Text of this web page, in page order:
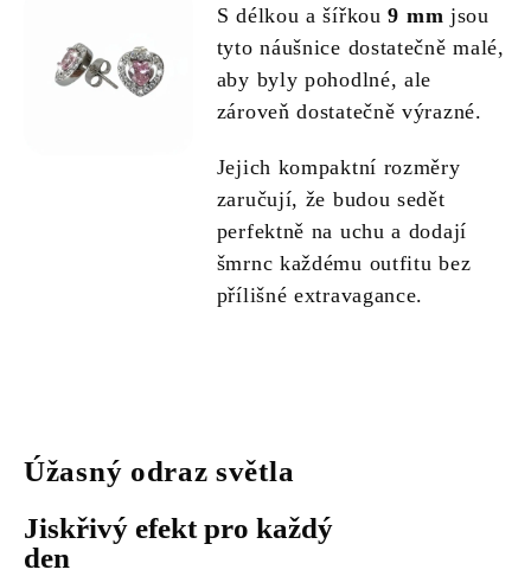
S délkou a šířkou9 mm jsou
tyto náušnice dostatečně malé,
aby byly pohodlné, ale
zároveň dostatečně výrazné.
Jejich kompaktní rozměry
zaručují, že budou sedět
perfektně na uchu a dodají
šmrnc každému outfitu bez
přílišné extravagance.
Úžasný odraz světla
Jiskřivý efekt pro každý
den